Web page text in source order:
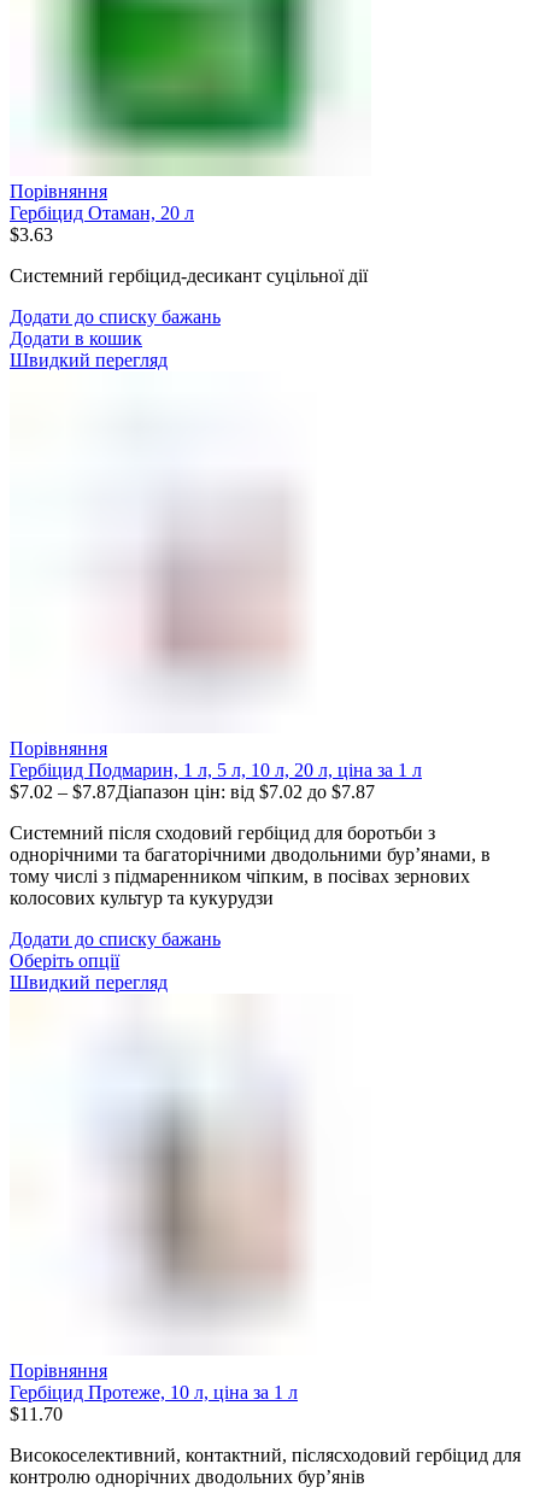
Порівняння
Гербіцид Отаман, 20 л
$3.63
Системний гербіцид-десикант суцільної дії
Додати до списку бажань
Додати в кошик
Швидкий перегляд
Порівняння
Гербіцид Подмарин, 1 л, 5 л, 10 л, 20 л, ціна за 1 л
$7.02 – $7.87Діапазон цін: від $7.02 до $7.87
Системний після сходовий гербіцид для боротьби з
однорічними та багаторічними дводольними бур’янами, в
тому числі з підмаренником чіпким, в посівах зернових
колосових культур та кукурудзи
Додати до списку бажань
Оберіть опції
Швидкий перегляд
Порівняння
Гербіцид Протеже, 10 л, ціна за 1 л
$11.70
Високоселективний, контактний, післясходовий гербіцид для
контролю однорічних дводольних бур’янів